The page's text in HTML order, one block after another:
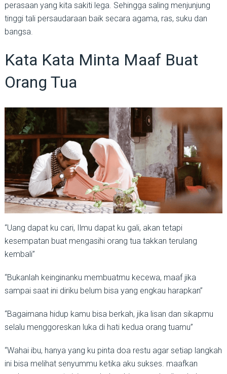
perasaan yang kita sakiti lega. Sehingga saling menjunjung
tinggi tali persaudaraan baik secara agama, ras, suku dan
bangsa.
Kata Kata Minta Maaf Buat
Orang Tua
“Uang dapat ku cari, Ilmu dapat ku gali, akan tetapi
kesempatan buat mengasihi orang tua takkan terulang
kembali”
“Bukanlah keinginanku membuatmu kecewa, maaf jika
sampai saat ini diriku belum bisa yang engkau harapkan”
“Bagaimana hidup kamu bisa berkah, jika lisan dan sikapmu
selalu menggoreskan luka di hati kedua orang tuamu”
“Wahai ibu, hanya yang ku pinta doa restu agar setiap langkah
ini bisa melihat senyummu ketika aku sukses. maafkan